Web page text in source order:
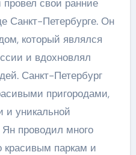
свои ранние
Санкт-Петербурге. Он
который являлся
и вдохновлял
Санкт-Петербург
пригородами,
и уникальной
Ян проводил много
красивым паркам и